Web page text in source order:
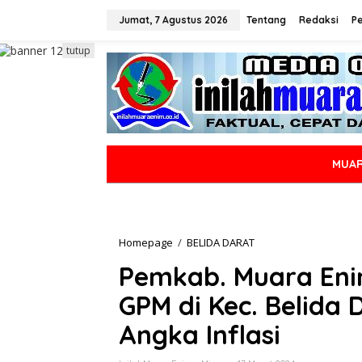
a
Jumat, 7 Agustus 2026 Tentang Redaksi
tutup
Homepage / BELIDA DARAT
m
k
b
.
M
u
Pemkab. Muara
GPM di Kec. Belida
Angka Inflasi